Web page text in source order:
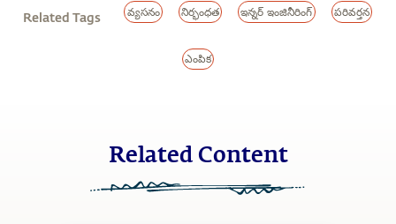
Related Tags వ్యసనం నిర్భంధత ఇన్నర్ ఇంజినీరింగ్ పరివర్తన
ఎంపిక
Related Content